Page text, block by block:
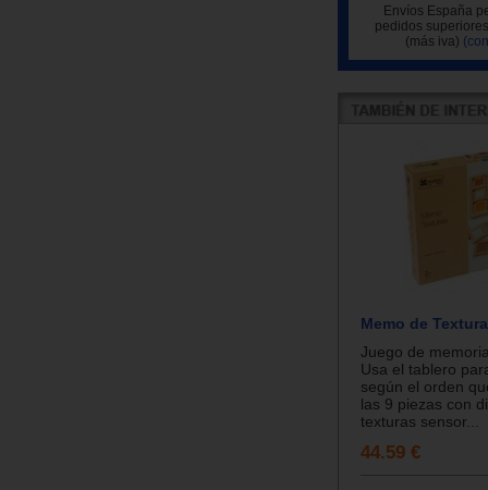
Envíos España
pedidos
(más iva)
Memo de
Juego de
Usa el tablero
según el orden
las 9 piezas con
texturas sensor...
44.59 €